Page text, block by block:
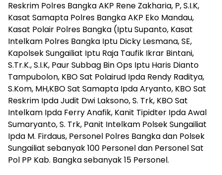
Reskrim Polres Bangka AKP Rene Zakharia, P, S.I.K,
Kasat Samapta Polres Bangka AKP Eko Mandau,
Kasat Polair Polres Bangka (Iptu Supanto, Kasat
Intelkam Polres Bangka Iptu Dicky Lesmana, SE,
Kapolsek Sungailiat Iptu Raja Taufik Ikrar Bintani,
S.Tr.K., S.I.K, Paur Subbag Bin Ops Iptu Haris Dianto
Tampubolon, KBO Sat Polairud Ipda Rendy Raditya,
S.Kom, MH,KBO Sat Samapta Ipda Aryanto, KBO Sat
Reskrim Ipda Judit Dwi Laksono, S. Trk, KBO Sat
Intelkam Ipda Ferry Anafik, Kanit Tipidter Ipda Awal
Sumaryanto, S. Trk, Panit Intelkam Polsek Sungailiat
Ipda M. Firdaus, Personel Polres Bangka dan Polsek
Sungailiat sebanyak 100 Personel dan Personel Sat
Pol PP Kab. Bangka sebanyak 15 Personel.